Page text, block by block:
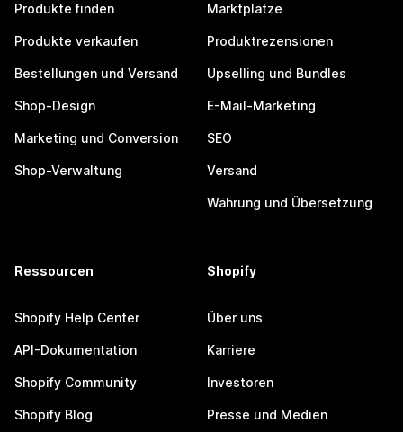
Produkte finden
Produkte verkaufen
Bestellungen und Versand
Shop-Design
Marketing und Conversion
Shop-Verwaltung
Marktplätze
Produktrezensionen
Upselling und Bundles
E-Mail-Marketing
SEO
Versand
Währung und Übersetzung
Ressourcen
Shopify Help Center
API-Dokumentation
Shopify Community
Shopify Blog
Shopify
Über uns
Karriere
Investoren
Presse und Medien